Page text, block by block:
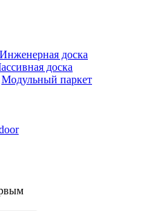
Инженерная доска
доска
Модульный паркет